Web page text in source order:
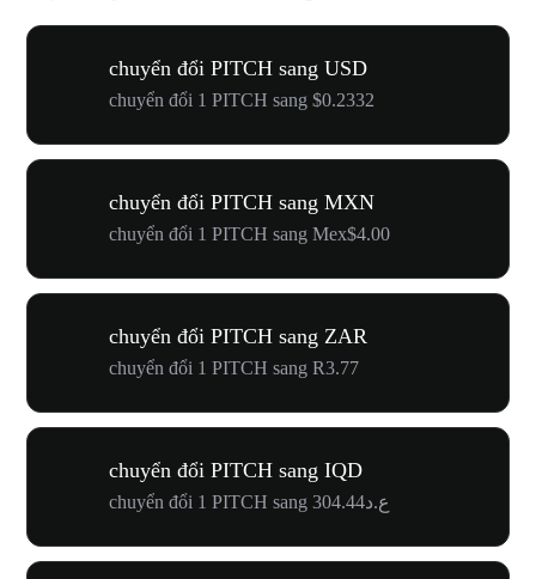
chuyển đổi PITCH sang USD
chuyển đổi 1 PITCH sang $0.2332
chuyển đổi PITCH sang MXN
chuyển đổi 1 PITCH sang Mex$4.00
chuyển đổi PITCH sang ZAR
chuyển đổi 1 PITCH sang R3.77
chuyển đổi PITCH sang IQD
chuyển đổi 1 PITCH sang ع.د304.44